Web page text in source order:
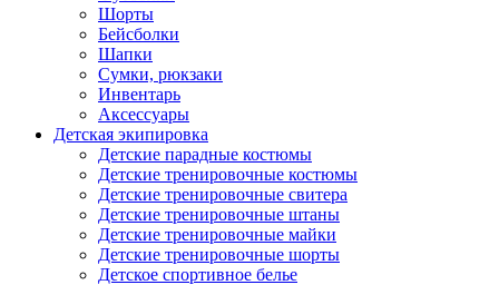
Шорты
Бейсболки
Шапки
Сумки, рюкзаки
Инвентарь
Аксессуары
Детская экипировка
Детские парадные костюмы
Детские тренировочные костюмы
Детские тренировочные свитера
Детские тренировочные штаны
Детские тренировочные майки
Детские тренировочные шорты
Детское спортивное белье